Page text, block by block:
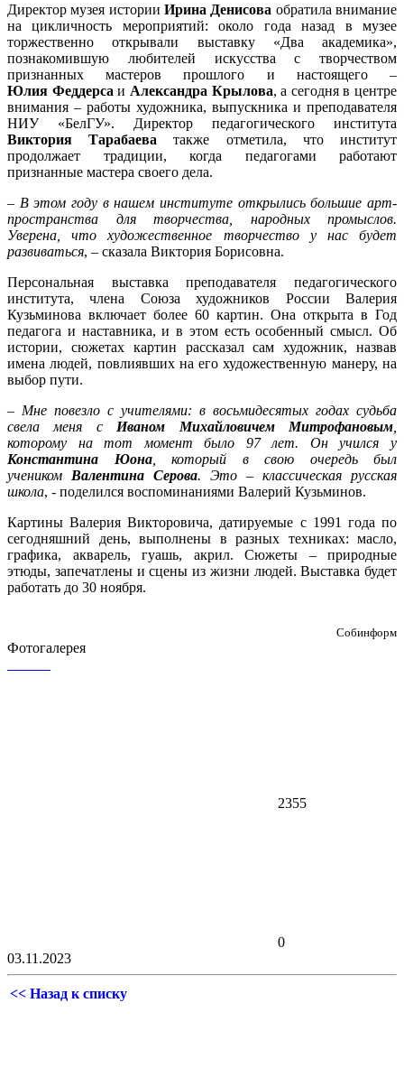
Директор музея истории Ирина Денисова обратила внимание
на цикличность мероприятий: около года назад в музее
торжественно открывали выставку «Два академика»,
познакомившую любителей искусства с творчеством
признанных мастеров прошлого и настоящего –
Юлия Феддерса и Александра Крылова, а сегодня в центре
внимания – работы художника, выпускника и преподавателя
НИУ «БелГУ». Директор педагогического института
Виктория Тарабаева также отметила, что институт
продолжает традиции, когда педагогами работают
признанные мастера своего дела.
– В этом году в нашем институте открылись большие арт-
пространства для творчества, народных промыслов.
Уверена, что художественное творчество у нас будет
развиваться, – сказала Виктория Борисовна.
Персональная выставка преподавателя педагогического
института, члена Союза художников России Валерия
Кузьминова включает более 60 картин. Она открыта в Год
педагога и наставника, и в этом есть особенный смысл. Об
истории, сюжетах картин рассказал сам художник, назвав
имена людей, повлиявших на его художественную манеру, на
выбор пути.
– Мне повезло с учителями: в восьмидесятых годах судьба
свела меня с Иваном Михайловичем Митрофановым
которому на тот момент было 97 лет. Он учился у
Константина Юона, который в свою очередь был
учеником Валентина Серова. Это – классическая русская
школа, - поделился воспоминаниями Валерий Кузьминов.
Картины Валерия Викторовича, датируемые с 1991 года по
сегодняшний день, выполнены в разных техниках: масло,
графика, акварель, гуашь, акрил. Сюжеты – природные
этюды, запечатлены и сцены из жизни людей. Выставка будет
работать до 30 ноября.
Собинформ
Фотогалерея
2355
0
03.11.2023
<< Назад к списку